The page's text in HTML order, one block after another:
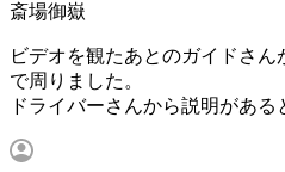
斎場御嶽
ビデオを観たあとのガイドさ
で周りました。
ドライバーさんから説明がある